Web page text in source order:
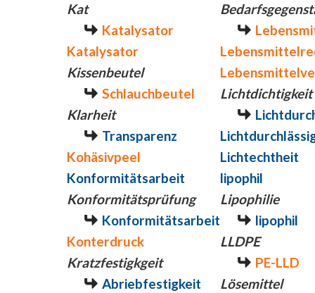
Kat
Katalysator
Katalysator
Kissenbeutel
Schlauchbeutel
Klarheit
Transparenz
Kohäsivpeel
Konformitätsarbeit
Konformitätsprüfung
Konformitätsarbeit
Konterdruck
Kratzfestigkgeit
Abriebfestigkeit
Lichtdichtigkeit
Lichtechtheit
lipophil
Lipophilie
lipophil
LLDPE
PE-LLD
Lösemittel